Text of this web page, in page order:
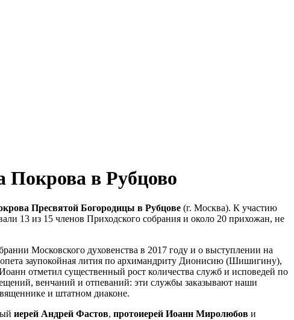
Покрова в Рубцово
Пресвятой Богородицы в Рубцове (г. Москва). К участию
13 из 15 членов Приходского собрания и около 20 прихожан, не
Московского духовенства в 2017 году и о выступлении на
заупокойная лития по архимандриту Дионисию (Шишигину),
отметил существенный рост количества служб и исповедей по
венчаний и отпеваний: эти службы заказывают наши
и штатном диаконе.
иерей Андрей Фастов, протоиерей Иоанн Миролюбов и